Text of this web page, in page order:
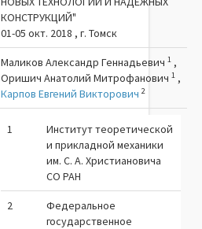
КОНСТРУКЦИЙ"
01-05 окт. 2018 , г. Томск
Маликов Александр Геннадьевич1 ,
Оришич Анатолий Митрофанович1 ,
Карпов Евгений Викторович 2
1
Институт теоретической
и прикладной механики
им. С. А. Христиановича
СО РАН
2
Федеральное
государственное